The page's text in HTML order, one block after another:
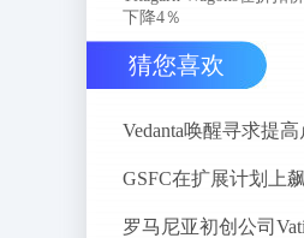
下降4％
猜您喜欢
Vedanta唤醒寻求提
GSFC在扩展计划上